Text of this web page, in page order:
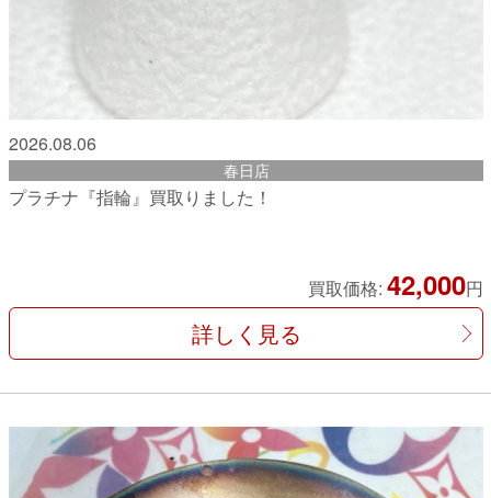
2026.08.06
春日店
プラチナ『指輪』買取りました！
買取価格: 42,000円
詳しく見る